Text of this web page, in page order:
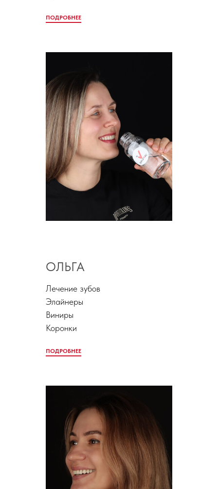
ПОДРОБНЕЕ
ОЛЬГА
Лечение зубов
Элайнеры
Виниры
Коронки
ПОДРОБНЕЕ